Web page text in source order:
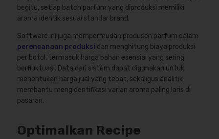
begitu, setiap batch parfum yang diproduksi memiliki
aroma identik sesuai standar brand.
Software ini juga mempermudah produsen parfum dalam
perencanaan produksi dan menghitung biaya produksi
per botol, termasuk harga bahan esensial yang sering
berfluktuasi. Data dari sistem dapat digunakan untuk
menentukan harga jual yang tepat, sekaligus analitik
membantu mengidentifikasi varian aroma paling laris di
pasaran.
Optimalkan Recipe